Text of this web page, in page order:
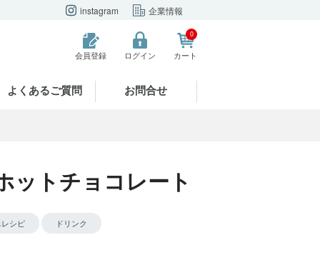
instagram 企業情報
会員登録 ログイン
0
カート
よくあるご質問 お問合せ
ットチョコレート
シピ ドリンク